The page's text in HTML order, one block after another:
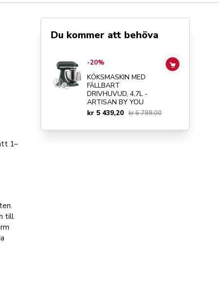
1–
till
Du kommer att behöva
Go toKÖKSMASKIN MED FÄLLBART DRIVHUVUD, 4,7L -
-20%
KÖKSMASKIN MED
FÄLLBART
DRIVHUVUD, 4,7L -
ARTISAN BY YOU
kr 5 439,20 kr 6 799,00
ADD TO CART